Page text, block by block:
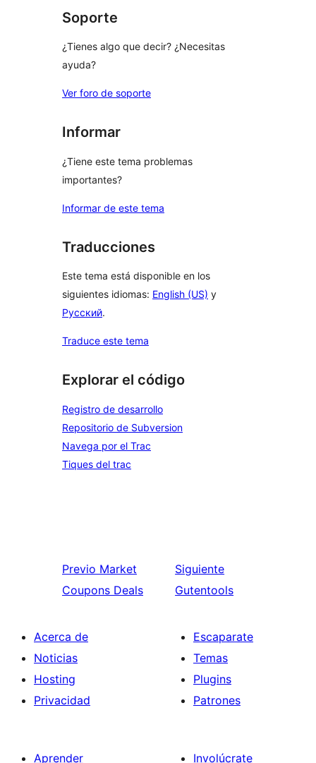
Soporte
¿Tienes algo que decir? ¿Necesitas
ayuda?
Ver foro de soporte
Informar
¿Tiene este tema problemas
importantes?
Informar de este tema
Traducciones
Este tema está disponible en los
siguientes idiomas: English (US) y
Русский.
Traduce este tema
Explorar el código
Registro de desarrollo
Repositorio de Subversion
Navega por el Trac
Tiques del trac
Previo Market
Coupons Deals
Siguiente
Gutentools
Acerca de
Noticias
Hosting
Privacidad
Escaparate
Temas
Plugins
Patrones
Aprender
Involúcrate